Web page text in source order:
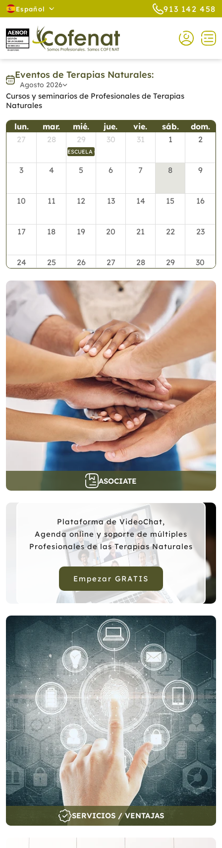
Español 913 142 458
Eventos de Terapias Naturales:
Agosto 2026
Cursos y seminarios de Profesionales de Terapias
Naturales
lun. mar. mié. jue. vie. sáb.
dom.
27
28 29
ESCUELA CENTRO MAYA. COLOCACIÓN DE BANDAS A
30 31 1 2
3 4 5 6 7 8 9
10 11 12 13 14 15 16
17 18 19 20 21 22 23
24 25 26 27 28 29 30
1 4 5 6
Plataforma de VideoChat,
Agenda online y soporte de múltiples
Profesionales de las Terapias Naturales
Empezar GRATIS
ASOCIATE
SERVICIOS / VENTAJAS